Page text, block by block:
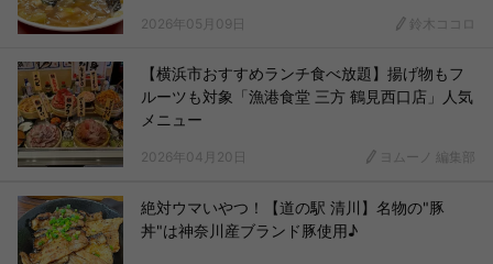
2026年05月09日 鈴木ココロ
【横浜市おすすめランチ食べ放題】揚げ物もフ
ルーツも対象「漁港食堂 三方 鶴見西口店」人気
メニュー
2026年04月20日 ヨムーノ 編集部
絶対ウマいやつ！【道の駅 清川】名物の"豚
丼"は神奈川産ブランド豚使用♪